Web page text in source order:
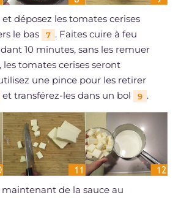
déposez les tomates cerises
le bas
7 . Faites cuire à feu
10 minutes, sans les remuer
les tomates cerises seront
une pince pour les retirer
et transférez-les dans un bol 9 .
de la sauce au